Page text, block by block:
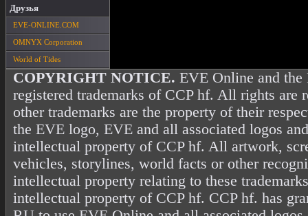
Друзья
EVE-ONLINE.COM
OMNYX Corporation
World of Tides
COPYRIGHT NOTICE. EVE Online and the
registered trademarks of CCP hf. All rights are
other trademarks are the property of their
the EVE logo, EVE and all associated logos
intellectual property of CCP hf. All artwork,
vehicles, storylines, world facts or other
intellectual property relating to these
intellectual property of CCP hf. CCP hf. has